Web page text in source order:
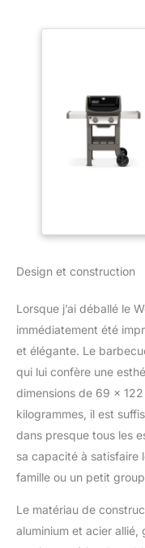
Design et construction
Lorsque j’ai déballé le
immédiatement été
et élégante. Le
qui lui confère une
dimensions de 69 x
kilogrammes, il est
dans presque tous les
sa capacité à satisfaire
famille ou un petit
Le matériau de
aluminium et acier